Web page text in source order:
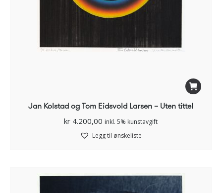
Jan Kolstad og Tom Eidsvold Larsen – Uten tittel
kr 4.200,00 inkl. 5% kunstavgift
Legg til ønskeliste